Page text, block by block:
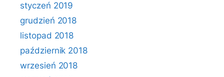
styczeń 2019
grudzień 2018
listopad 2018
październik 2018
wrzesień 2018